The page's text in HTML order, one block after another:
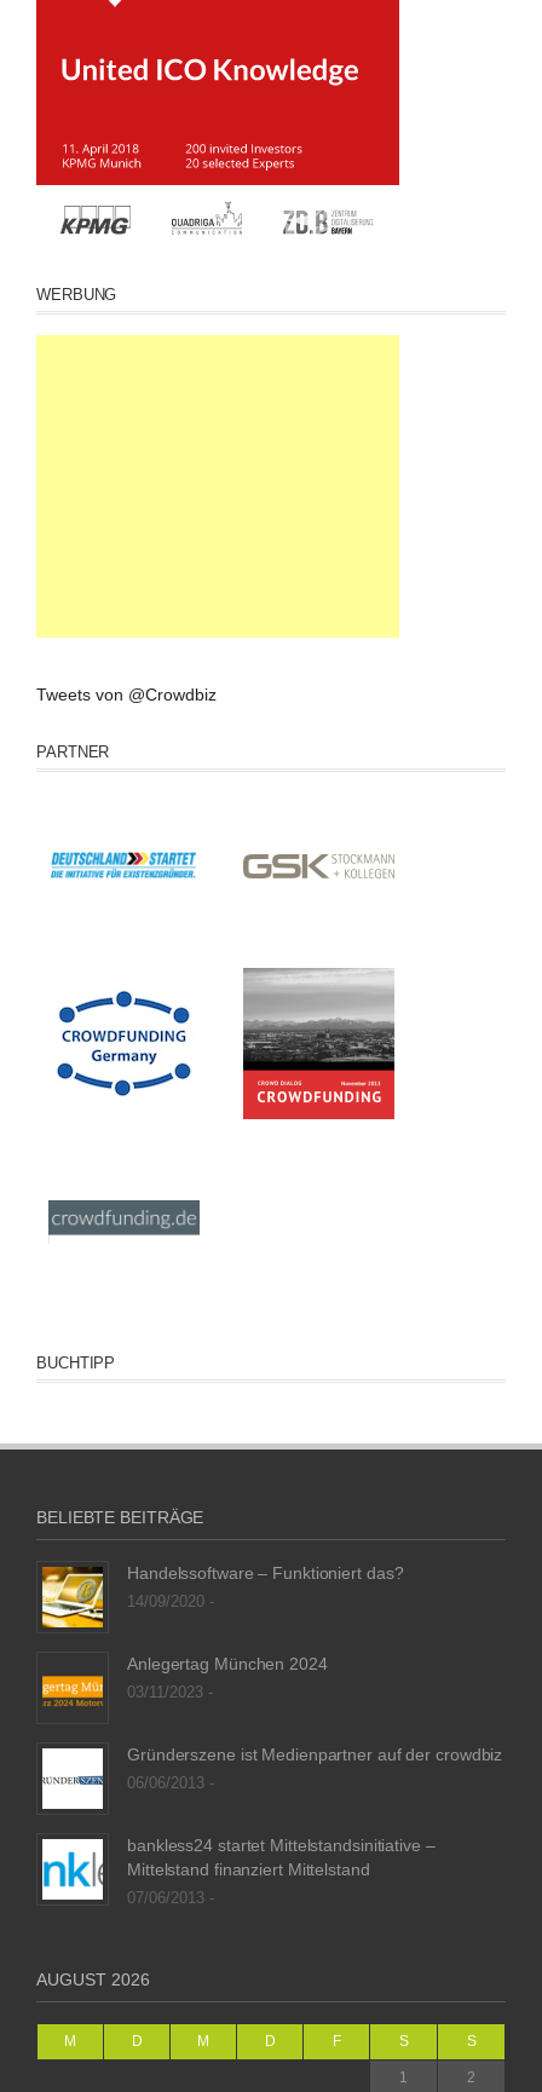
WERBUNG
Tweets von @Crowdbiz
PARTNER
BUCHTIPP
BELIEBTE BEITRÄGE
Handelssoftware – Funktioniert das?
14/09/2020 -
Anlegertag München 2024
03/11/2023 -
Gründerszene ist Medienpartner auf der crowdbiz
06/06/2013 -
bankless24 startet Mittelstandsinitiative –
Mittelstand finanziert Mittelstand
07/06/2013 -
AUGUST 2026
M D M D F S S
1 2